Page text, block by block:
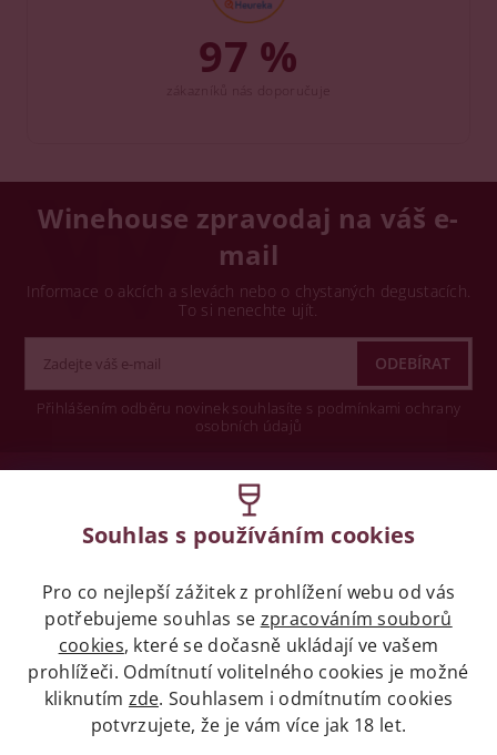
97 %
Winehouse zpravodaj na váš e-
mail
Informace o akcích a slevách nebo o chystaných degustacích.
To si nenechte ujít.
Přihlášením odběru novinek souhlasíte s podmínkami ochrany
osobních údajů
Legislativa
Zákaz prodeje alkoholických nápojů osobám
mladších 18 let.
Naše služby
Souhlas s používáním cookies
Pro co nejlepší zážitek z prohlížení webu od vás
potřebujeme souhlas se zpracováním souborů
cookies, které se dočasně ukládají ve vašem
prohlížeči. Odmítnutí volitelného cookies je možné
kliknutím zde. Souhlasem i odmítnutím cookies
potvrzujete, že je vám více jak 18 let.